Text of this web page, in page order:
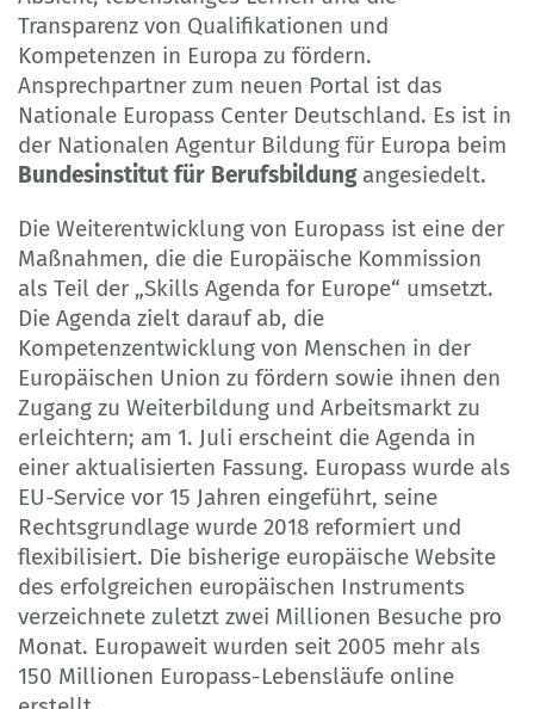
Transparenz von Qualifikationen und
Kompetenzen in Europa zu fördern.
Ansprechpartner zum neuen Portal ist das
Nationale Europass Center Deutschland. Es ist in
der Nationalen Agentur Bildung für Europa beim
Bundesinstitut für Berufsbildung angesiedelt.
Die Weiterentwicklung von Europass ist eine der
Maßnahmen, die die Europäische Kommission
als Teil der „Skills Agenda for Europe“ umsetzt.
Die Agenda zielt darauf ab, die
Kompetenzentwicklung von Menschen in der
Europäischen Union zu fördern sowie ihnen den
Zugang zu Weiterbildung und Arbeitsmarkt zu
erleichtern; am 1. Juli erscheint die Agenda in
einer aktualisierten Fassung. Europass wurde als
EU-Service vor 15 Jahren eingeführt, seine
Rechtsgrundlage wurde 2018 reformiert und
flexibilisiert. Die bisherige europäische Website
des erfolgreichen europäischen Instruments
verzeichnete zuletzt zwei Millionen Besuche pro
Monat. Europaweit wurden seit 2005 mehr als
150 Millionen Europass-Lebensläufe online